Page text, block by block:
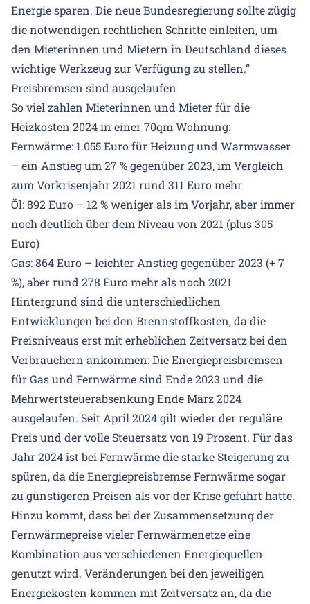
Energie sparen. Die neue Bundesregierung sollte zügig
die notwendigen rechtlichen Schritte einleiten, um
den Mieterinnen und Mietern in Deutschland dieses
wichtige Werkzeug zur Verfügung zu stellen.“
Preisbremsen sind ausgelaufen
So viel zahlen Mieterinnen und Mieter für die
Heizkosten 2024 in einer 70qm Wohnung:
Fernwärme: 1.055 Euro für Heizung und Warmwasser
– ein Anstieg um 27 % gegenüber 2023, im Vergleich
zum Vorkrisenjahr 2021 rund 311 Euro mehr
Öl: 892 Euro – 12 % weniger als im Vorjahr, aber immer
noch deutlich über dem Niveau von 2021 (plus 305
Euro)
Gas: 864 Euro – leichter Anstieg gegenüber 2023 (+ 7
%), aber rund 278 Euro mehr als noch 2021
Hintergrund sind die unterschiedlichen
Entwicklungen bei den Brennstoffkosten, da die
Preisniveaus erst mit erheblichen Zeitversatz bei den
Verbrauchern ankommen: Die Energiepreisbremsen
für Gas und Fernwärme sind Ende 2023 und die
Mehrwertsteuerabsenkung Ende März 2024
ausgelaufen. Seit April 2024 gilt wieder der reguläre
Preis und der volle Steuersatz von 19 Prozent. Für das
Jahr 2024 ist bei Fernwärme die starke Steigerung zu
spüren, da die Energiepreisbremse Fernwärme sogar
zu günstigeren Preisen als vor der Krise geführt hatte.
Hinzu kommt, dass bei der Zusammensetzung der
Fernwärmepreise vieler Fernwärmenetze eine
Kombination aus verschiedenen Energiequellen
genutzt wird. Veränderungen bei den jeweiligen
Energiekosten kommen mit Zeitversatz an, da die